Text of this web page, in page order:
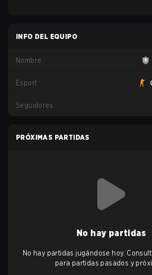
INFO DEL EQUIPO
Nombre
Esport
Seguidores
PRÓXIMAS PARTIDAS
No hay partidas
No hay partidas jugándose hoy.
para partidas pasados y